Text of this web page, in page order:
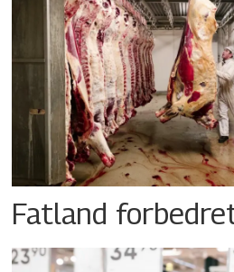
Fatland